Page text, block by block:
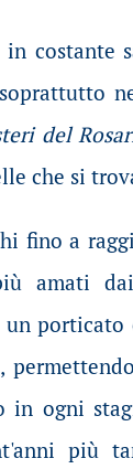
costante
del
che si
fino a
amati
un porticato
in ogni
più